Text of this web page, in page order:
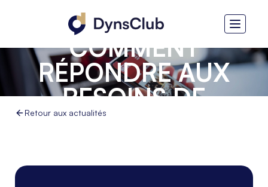
TOUCHDOWN -
COMMENT
RÉPONDRE AUX
BESOINS DE
COMMUNICATION
Retour aux actualités